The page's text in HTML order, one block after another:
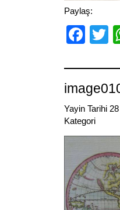
Paylaş:
Yayin Tarihi
Kategori